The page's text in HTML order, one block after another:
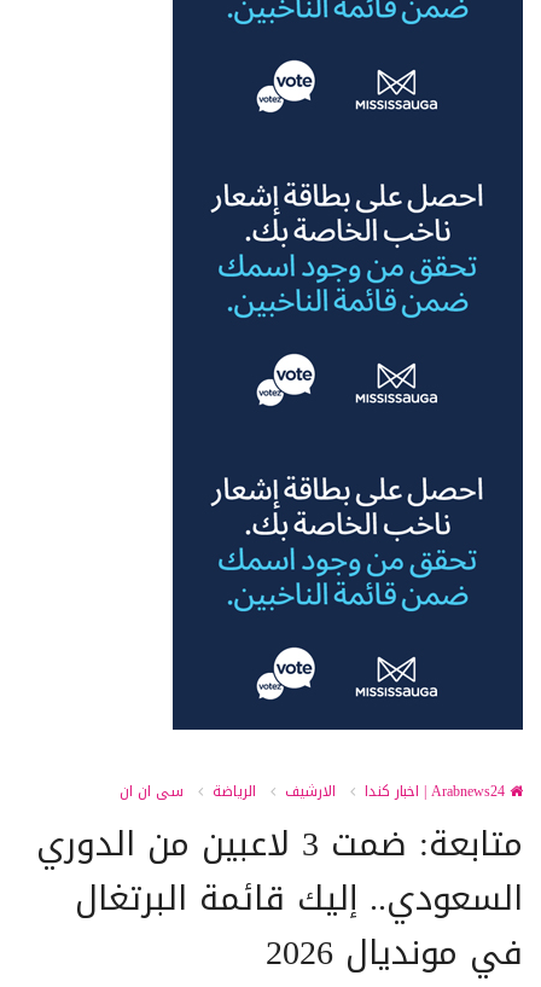
الارشيف الرياضة سى ان ان
متابعة: ضمت 3 لاعبين من الدوري
السعودي.. إليك قائمة البرتغال
في مونديال 2026